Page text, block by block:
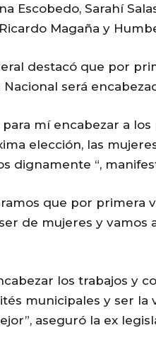
Escobedo, Sarahí
Magaña y
destacó que por
será
mí encabezar a
elección, las
dignamente “,
que por primera
de mujeres y
los trabajos y
municipales y ser la
aseguró la ex